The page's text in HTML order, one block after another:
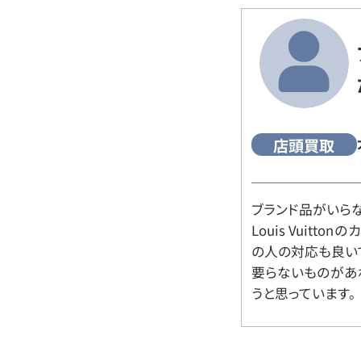
店頭買取
ブランド品がいら
Louis Vuittonの
の人の対応も良い
要らないものがあ
うと思っています。